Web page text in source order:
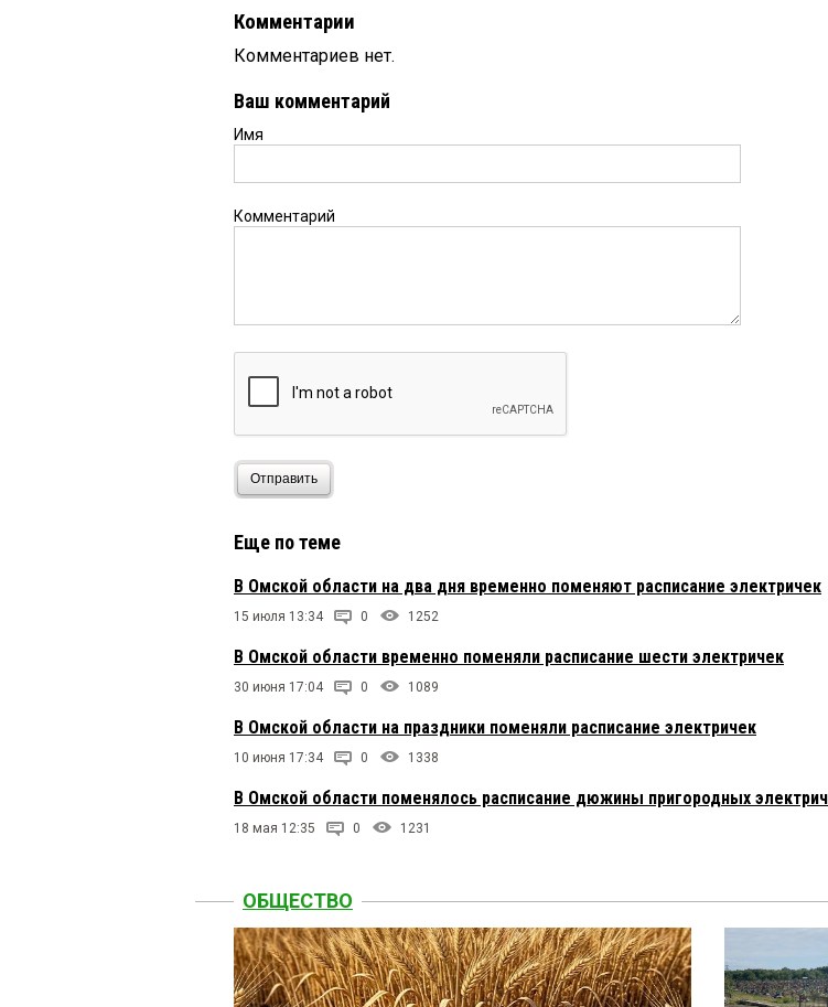
Комментарии
Комментариев нет.
Ваш комментарий
Имя
Комментарий
Отправить
Еще по теме
В Омской области на два дня временно поменяют расписание электричек
15 июля 13:34 0 1252
В Омской области временно поменяли расписание шести электричек
30 июня 17:04 0 1089
В Омской области на праздники поменяли расписание электричек
10 июня 17:34 0 1338
В Омской области поменялось расписание дюжины пригородных
18 мая 12:35 0 1231
ОБЩЕСТВО